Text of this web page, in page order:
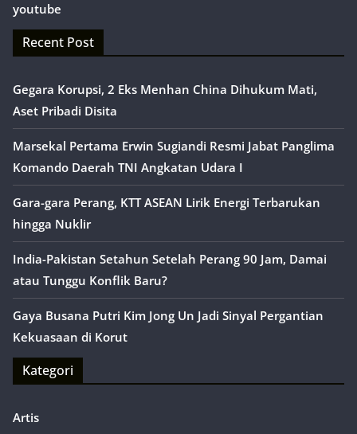
youtube
Recent Post
Gegara Korupsi, 2 Eks Menhan China Dihukum Mati,
Aset Pribadi Disita
Marsekal Pertama Erwin Sugiandi Resmi Jabat Panglima
Komando Daerah TNI Angkatan Udara I
Gara-gara Perang, KTT ASEAN Lirik Energi Terbarukan
hingga Nuklir
India-Pakistan Setahun Setelah Perang 90 Jam, Damai
atau Tunggu Konflik Baru?
Gaya Busana Putri Kim Jong Un Jadi Sinyal Pergantian
Kekuasaan di Korut
Kategori
Artis